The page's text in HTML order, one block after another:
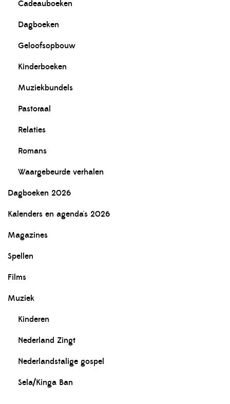
Cadeauboeken
Dagboeken
Geloofsopbouw
Kinderboeken
Muziekbundels
Pastoraal
Relaties
Romans
Waargebeurde verhalen
Dagboeken 2026
Kalenders en agenda's 2026
Magazines
Spellen
Films
Muziek
Kinderen
Nederland Zingt
Nederlandstalige gospel
Sela/Kinga Ban